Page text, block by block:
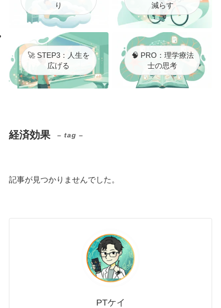
り
減らす
🚀 STEP3：人生を
広げる
🧠 PRO：理学療法
士の思考
経済効果 – tag –
記事が見つかりませんでした。
PTケイ